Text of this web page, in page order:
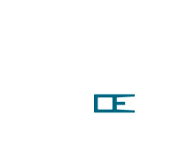
Mo-Fr 8:00-
+49
Telefax:
+49